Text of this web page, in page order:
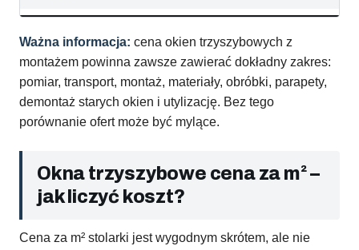
Ważna informacja: cena okien trzyszybowych z
montażem powinna zawsze zawierać dokładny zakres:
pomiar, transport, montaż, materiały, obróbki, parapety,
demontaż starych okien i utylizację. Bez tego
porównanie ofert może być mylące.
Okna trzyszybowe cena za m² –
jak liczyć koszt?
Cena za m² stolarki jest wygodnym skrótem, ale nie